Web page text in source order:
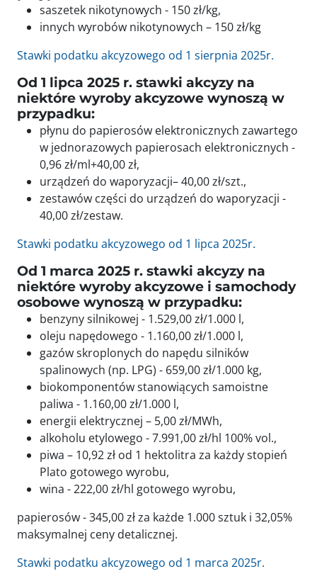
saszetek nikotynowych - 150 zł/kg,
innych wyrobów nikotynowych – 150 zł/kg
Stawki podatku akcyzowego od 1 sierpnia 2025r.
Od 1 lipca 2025 r. stawki akcyzy na
niektóre wyroby akcyzowe wynoszą w
przypadku:
płynu do papierosów elektronicznych zawartego
w jednorazowych papierosach elektronicznych -
0,96 zł/ml+40,00 zł,
urządzeń do waporyzacji– 40,00 zł/szt.,
zestawów części do urządzeń do waporyzacji -
40,00 zł/zestaw.
Stawki podatku akcyzowego od 1 lipca 2025r.
Od 1 marca 2025 r. stawki akcyzy na
niektóre wyroby akcyzowe i samochody
osobowe wynoszą w przypadku:
benzyny silnikowej - 1.529,00 zł/1.000 l,
oleju napędowego - 1.160,00 zł/1.000 l,
gazów skroplonych do napędu silników
spalinowych (np. LPG) - 659,00 zł/1.000 kg,
biokomponentów stanowiących samoistne
paliwa - 1.160,00 zł/1.000 l,
energii elektrycznej – 5,00 zł/MWh,
alkoholu etylowego - 7.991,00 zł/hl 100% vol.,
piwa – 10,92 zł od 1 hektolitra za każdy stopień
Plato gotowego wyrobu,
wina - 222,00 zł/hl gotowego wyrobu,
papierosów - 345,00 zł za każde 1.000 sztuk i 32,05%
maksymalnej ceny detalicznej.
Stawki podatku akcyzowego od 1 marca 2025r.